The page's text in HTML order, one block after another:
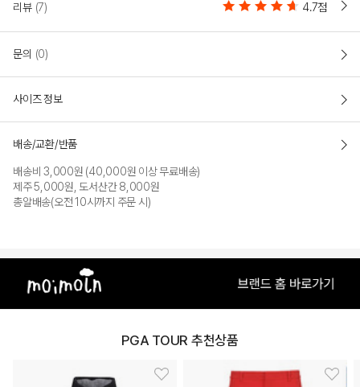
리뷰 (7) 4.7점
문의 (0)
사이즈 정보
배송/교환/반품
배송비 3,000원 (40,000원 이상 무료배송)
제주 5,000원, 도서산간 8,000원
총알배송(오전 10시까지 주문 시)
PGA TOUR 추천상품